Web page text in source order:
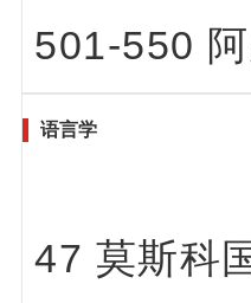
501-550
语言学
47 莫斯科